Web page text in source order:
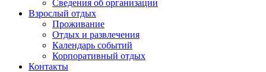
Cведения об организации
Взрослый отдых
Проживание
Отдых и развлечения
Календарь событий
Корпоративный отдых
Контакты